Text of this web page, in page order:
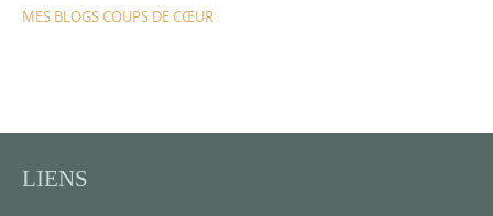
MES BLOGS COUPS DE CŒUR
LIENS